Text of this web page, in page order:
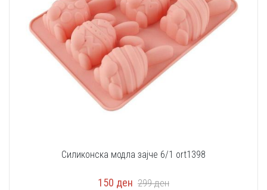
Силиконска модла зајче 6/1 оrt1398
150 ден 299ден